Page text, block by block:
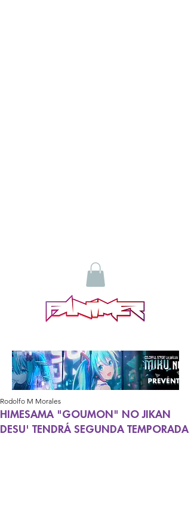
HIMESAMA "GOUMON" NO JIKAN
DESU' TENDRÁ SEGUNDA TEMPORADA
Rodolfo M Morales